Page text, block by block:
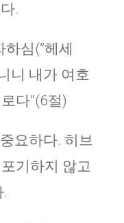
.
심(”헤세
니 내가 여호
다”(6절)
요하다. 히브
기하지 않고